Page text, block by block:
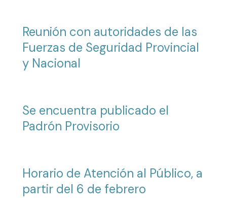
Reunión con autoridades de las
Fuerzas de Seguridad Provincial
y Nacional
Se encuentra publicado el
Padrón Provisorio
Horario de Atención al Público, a
partir del 6 de febrero